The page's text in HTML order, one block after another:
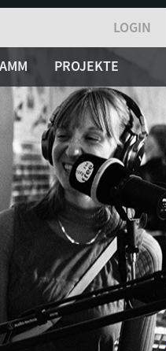
LOGIN
PROJEKTE